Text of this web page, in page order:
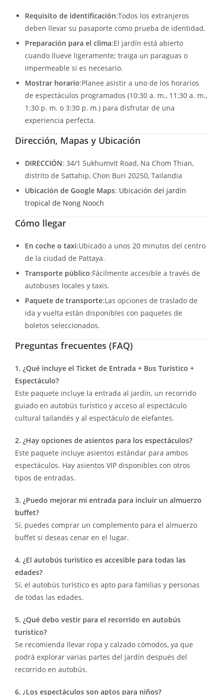
Requisito de identificación:Todos los extranjeros
deben llevar su pasaporte como prueba de identidad.
Preparación para el clima:El jardín está abierto
cuando llueve ligeramente; traiga un paraguas o
impermeable si es necesario.
Mostrar horario:Planee asistir a uno de los horarios
de espectáculos programados (10:30 a. m., 11:30 a. m.,
1:30 p. m. o 3:30 p. m.) para disfrutar de una
experiencia perfecta.
Dirección, Mapas y Ubicación
DIRECCIÓN: 34/1 Sukhumvit Road, Na Chom Thian,
distrito de Sattahip, Chon Buri 20250, Tailandia
Ubicación de Google Maps: Ubicación del jardín
tropical de Nong Nooch
Cómo llegar
En coche o taxi:Ubicado a unos 20 minutos del centro
de la ciudad de Pattaya.
Transporte público:Fácilmente accesible a través de
autobuses locales y taxis.
Paquete de transporte:Las opciones de traslado de
ida y vuelta están disponibles con paquetes de
boletos seleccionados.
Preguntas frecuentes (FAQ)
1. ¿Qué incluye el Ticket de Entrada + Bus Turístico +
Espectáculo?
Este paquete incluye la entrada al jardín, un recorrido
guiado en autobús turístico y acceso al espectáculo
cultural tailandés y al espectáculo de elefantes.
2. ¿Hay opciones de asientos para los espectáculos?
Este paquete incluye asientos estándar para ambos
espectáculos. Hay asientos VIP disponibles con otros
tipos de entradas.
3. ¿Puedo mejorar mi entrada para incluir un almuerzo
buffet?
Sí, puedes comprar un complemento para el almuerzo
buffet si deseas cenar en el lugar.
4. ¿El autobús turístico es accesible para todas las
edades?
Sí, el autobús turístico es apto para familias y personas
de todas las edades.
5. ¿Qué debo vestir para el recorrido en autobús
turístico?
Se recomienda llevar ropa y calzado cómodos, ya que
podrá explorar varias partes del jardín después del
recorrido en autobús.
6. ¿Los espectáculos son aptos para niños?